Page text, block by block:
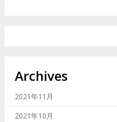
Archives
2021年11月
2021年10月